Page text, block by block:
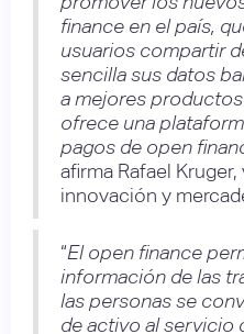
finance en el país,
usuarios compartir
sencilla sus datos
a mejores
ofrece una
pagos de open
afirma Rafael
innovación y
“El open finance
información de las
las personas se
de activo al servicio